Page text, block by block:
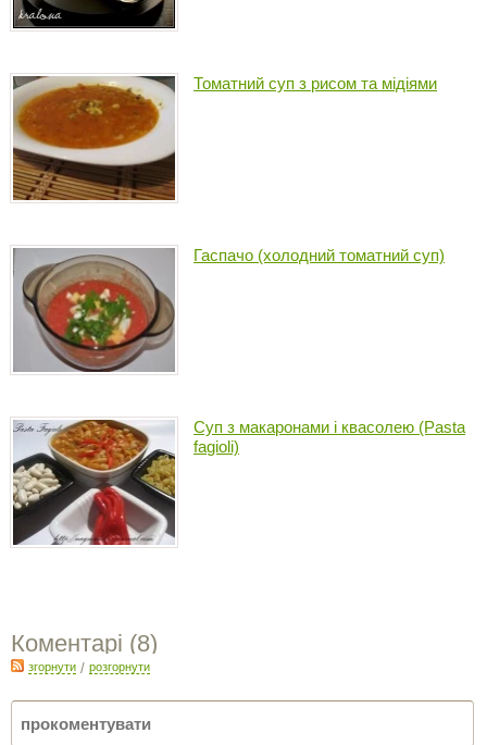
Томатний суп з рисом та мідіями
Гаспачо (холодний томатний суп)
Суп з макаронами і квасолею (Pasta
fagioli)
Коментарі (8)
згорнути / розгорнути